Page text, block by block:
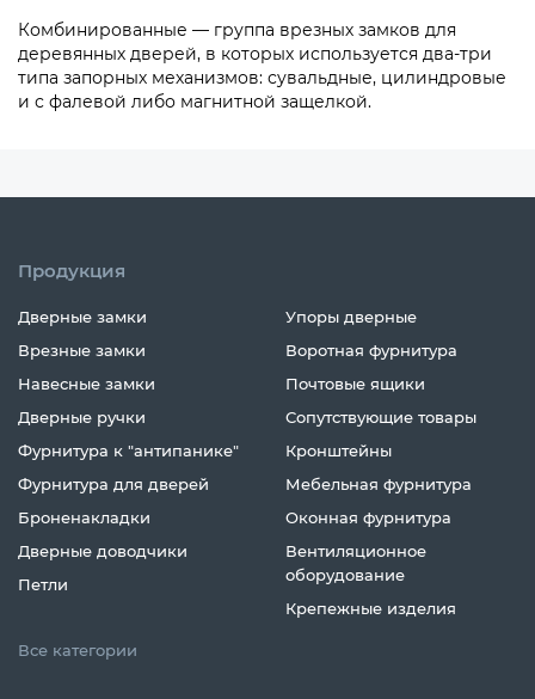
Комбинированные — группа врезных замков для
деревянных дверей, в которых используется два-три
типа запорных механизмов: сувальдные, цилиндровые
и с фалевой либо магнитной защелкой.
Продукция
Дверные замки
Врезные замки
Навесные замки
Дверные ручки
Фурнитура к "антипанике"
Фурнитура для дверей
Броненакладки
Дверные доводчики
Петли
Упоры дверные
Воротная фурнитура
Почтовые ящики
Сопутствующие товары
Кронштейны
Мебельная фурнитура
Оконная фурнитура
Вентиляционное
оборудование
Крепежные изделия
Все категории